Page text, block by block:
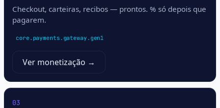
Checkout, carteiras, recibos — prontos. % só depois que
pagarem.
core.payments.gateway.gen1
Ver monetização →
03